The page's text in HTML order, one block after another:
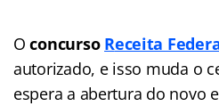
Oconcurso Receita
autorizado, e isso muda o
espera a abertura do novo